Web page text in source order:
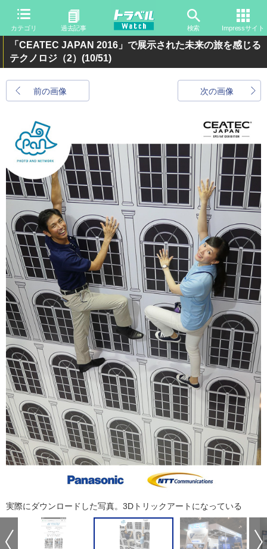
カテゴリ 過去記事 検索 Impressサイト
「CEATEC JAPAN 2016」で展示された未来の旅を感じる
テクノロジ（2） (10/51)
前の画像 次の画像
実際にダウンロードした写真。3Dトリックアートになっている